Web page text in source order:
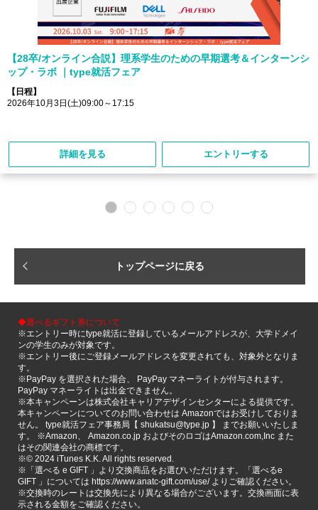
【28卒/オンライン合説】理系学生のための早期選考＆インターンシ
ップ・ラボ ｜type就活フェア
【日程】
2026年10月3日(土)09:00～17:15
詳細を見る エントリーする
トップページに戻る
◆選べるギフト券について
※エントリー時にtype就活に登録しているメールアドレスが、大学ドメイ
ンの学生のみが対象です。
※エントリー後にご登録メールアドレスを変更されても、対象外となりま
す。
※PayPay を選択された場合、 PayPay マネーライトが付与されます。
PayPay マネーライトは出金できません。
※本キャンペーンは株式会社キャリアデザインセンターによる提供です。
本キャンペーンについてのお問い合わせは Amazonではお受けしておりま
せん。 type就活フェア事務局【 shukatsu@type.jp 】 までお願いいたしま
す。 ※Amazon、 Amazon.co.jp およびそのロゴはAmazon.com,Inc また
はその関連会社の商標です。
※©️ 2024 iTunes K.K. All rights reserved.
※「選べる e GIFT 」より交換商品をお選びいただけます。「選べるe
GIFT 」については https://www.anatc-gift.com/use/ よりご確認ください。
※交換時のレートは交換先により異なる場合がございます。交換画面に表
示される金額をご確認ください。